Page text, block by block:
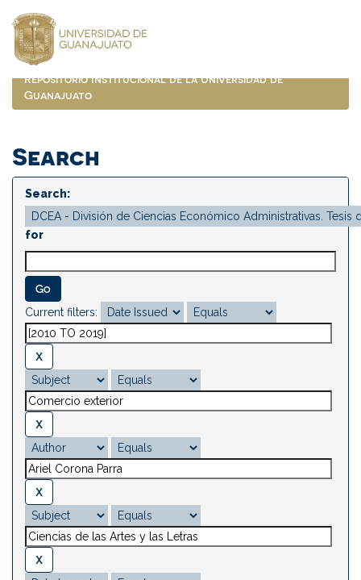
navigation
Repositorio Institucional de la Universidad de
Guanajuato
Search
Search:
for
Current filters: